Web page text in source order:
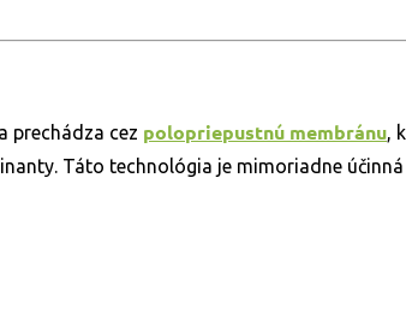
prechádza cez polopriepustnú membránu,
Táto technológia je mimoriadne účinná